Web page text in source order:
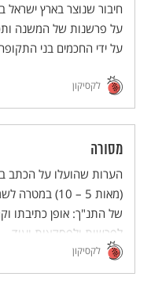
על פרשנות של המשנה
על ידי החכמים בני
לקסיקון
מסורה
הערות שהועלו על הכתב
(מאות 5 – 10)
של התנ"ך: אופן כתיבתו
לפרשות ולפסקאות ועוד.
לקסיקון